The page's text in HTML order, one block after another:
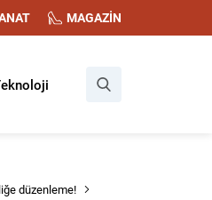
MAGAZİN
düzenleme!